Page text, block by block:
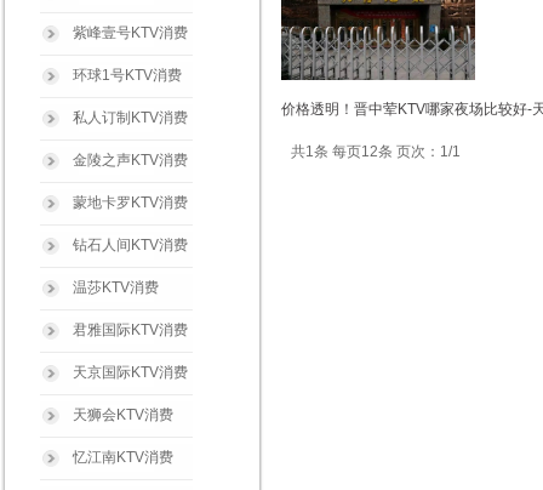
紫峰壹号KTV消费
环球1号KTV消费
私人订制KTV消费
金陵之声KTV消费
蒙地卡罗KTV消费
钻石人间KTV消费
温莎KTV消费
君雅国际KTV消费
天京国际KTV消费
天狮会KTV消费
忆江南KTV消费
价格透明！晋中荤KTV哪家夜场比较好-
共1条 每页12条 页次：1/1